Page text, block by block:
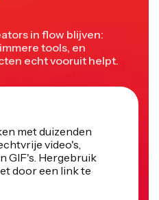
in flow blijven:
tools, en
echt vooruit helpt.
met duizenden
video's,
GIF's. Hergebruik
door een link te